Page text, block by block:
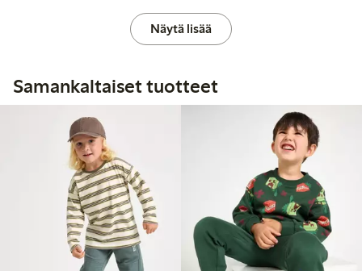
Näytä lisää
Samankaltaiset tuotteet